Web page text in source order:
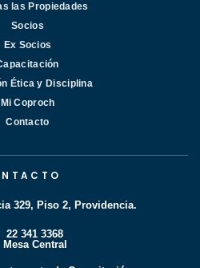
las Propiedades
Socios
Ex Socios
Ética y Disciplina
Mi Coproch
Contacto
329, Piso 2, Providencia.
22 341 3368
Mesa Central